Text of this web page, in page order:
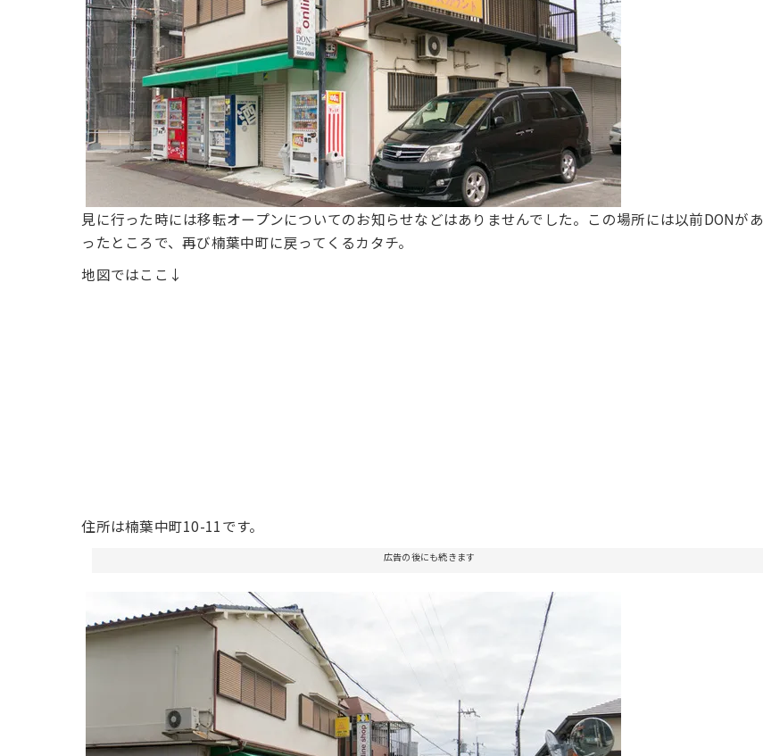
見に行った時には移転オープンについてのお知らせなどはありませんでした。この場所には以前DONがあ
ったところで、再び楠葉中町に戻ってくるカタチ。
地図ではここ↓
住所は楠葉中町10-11です。
広告の後にも続きます